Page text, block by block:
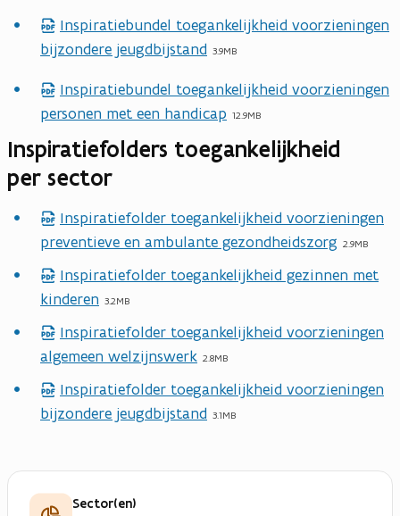
n
d
s
t
n
d
b
e
s
t
n
d
Inspiratiebundel toegankelijkheid voorzieningen
bijzondere jeugdbijstand
p
d
b
e
s
t
n
d
3.9MB
Inspiratiebundel toegankelijkheid voorzieningen
personen met een handicap
p
d
b
s
t
n
d
12.9MB
Inspiratiefolders toegankelijkheid
per sector
Inspiratiefolder toegankelijkheid voorzieningen
preventieve en ambulante gezondheidszorg
p
d
f
b
s
t
a
n
2.9MB
Inspiratiefolder toegankelijkheid gezinnen met
kinderen
p
d
f
b
s
t
n
d
3.2MB
Inspiratiefolder toegankelijkheid voorzieningen
algemeen welzijnswerk
p
d
f
b
t
a
2.8MB
Inspiratiefolder toegankelijkheid voorzieningen
bijzondere jeugdbijstand
p
d
s
3.1MB
Sector(en)